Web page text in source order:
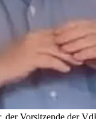
der Vorsitzende der